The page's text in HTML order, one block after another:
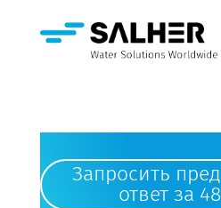
Запросить
ответ за